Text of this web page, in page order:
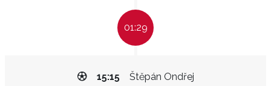
01:29
Štěpán Ondřej
15:15